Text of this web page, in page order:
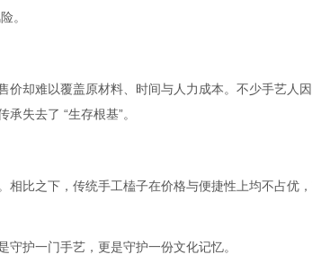
。
价却难以覆盖原材料、时间与人力成本。不少手艺人
失去了 “生存根基”。
相比之下，传统手工榼子在价格与便捷性上均不占优
护一门手艺，更是守护一份文化记忆。